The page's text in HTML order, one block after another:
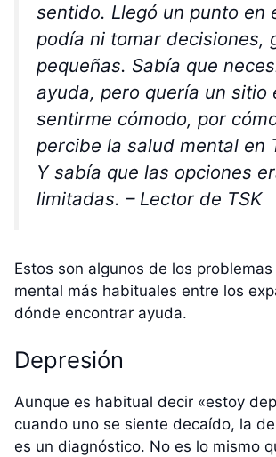
sentido. Llegó un punto en
podía ni tomar decisiones,
pequeñas. Sabía que
ayuda, pero quería un sitio
sentirme cómodo, por
percibe la salud mental en
Y sabía que las opciones
limitadas. – Lector de TSK
Estos son algunos de los
mental más habituales entre los
dónde encontrar ayuda.
Depresión
Aunque es habitual decir «estoy
cuando uno se siente decaído, la
es un diagnóstico. No es lo mismo